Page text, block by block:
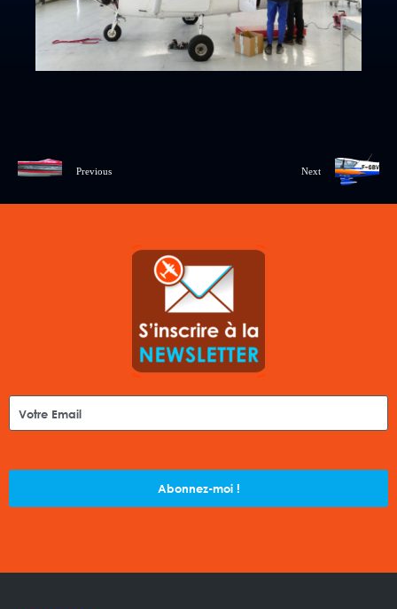
Previous Next
Abonnez-moi !